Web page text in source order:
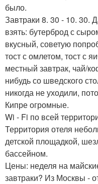
было.
Завтраки 8. 30 - 10. 30.
взять: бутерброд с
вкусный, советую
тост с омлетом, тост с
местный завтрак, чай/
нибудь со шведского
никогда не уходили,
Кипре огромные.
Wi - Fi по всей
Территория отеля
детской площадкой,
бассейном.
Цены: неделя на
завтраки? Из Москвы -